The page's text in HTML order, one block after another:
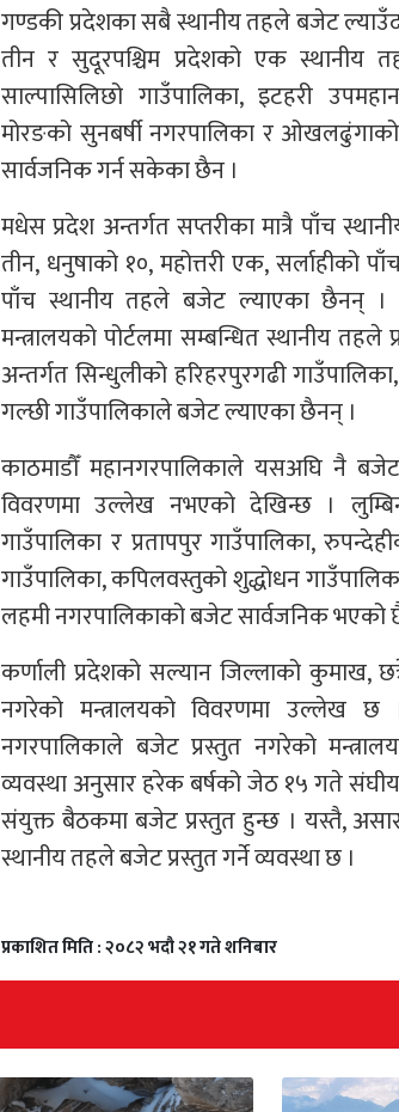
गण्डकी प्रदेशका सबै स्थानीय तहले बजेट
तीन र सुदूरपश्चिम प्रदेशको एक
साल्पासिलिछो गाउँपालिका, इटहरी
मोरङको सुनबर्षी नगरपालिका र
सार्वजनिक गर्न सकेका छैन ।
मधेस प्रदेश अन्तर्गत सप्तरीका मात्रै पाँच
तीन, धनुषाको १०, महोत्तरी एक, सर्लाहीको
पाँच स्थानीय तहले बजेट ल्याएका छैनन् ।
मन्त्रालयको पोर्टलमा सम्बन्धित स्थानीय तहले
अन्तर्गत सिन्धुलीको हरिहरपुरगढी
गल्छी गाउँपालिकाले बजेट ल्याएका छैनन् ।
काठमाडौँ महानगरपालिकाले यसअघि नै
विवरणमा उल्लेख नभएको देखिन्छ ।
गाउँपालिका र प्रतापपुर गाउँपालिका,
गाउँपालिका, कपिलवस्तुको शुद्धोधन
लहमी नगरपालिकाको बजेट सार्वजनिक भएको
कर्णाली प्रदेशको सल्यान जिल्लाको कुमाख,
नगरेको मन्त्रालयको विवरणमा उल्लेख छ
नगरपालिकाले बजेट प्रस्तुत नगरेको
व्यवस्था अनुसार हरेक बर्षको जेठ १५ गते
संयुक्त बैठकमा बजेट प्रस्तुत हुन्छ । यस्तै,
स्थानीय तहले बजेट प्रस्तुत गर्ने व्यवस्था छ ।
प्रकाशित मिति : २०८२ भदौ २१ गते शनिबार